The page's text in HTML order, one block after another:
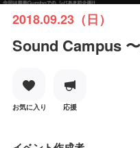
2018.09.23（日）
Sound Campus
お気に入り 応援